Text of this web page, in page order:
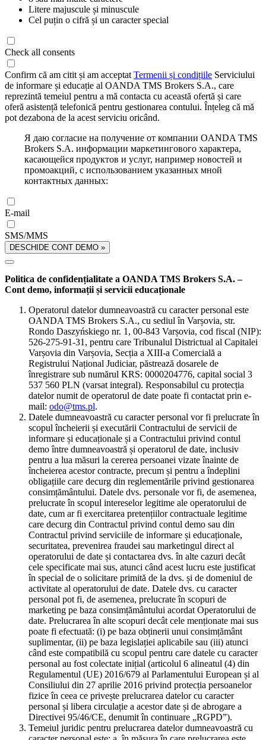
Litere majuscule și minuscule
Cel puțin o cifră și un caracter special
Check all consents
Confirm că am citit și am acceptat Termenii și condițiile Serviciului
de informare și educație al OANDA TMS Brokers S.A., care
reprezintă temeiul pentru a mă contacta cu această ofertă și care
oferă asistență telefonică pentru gestionarea contului. Înțeleg că mă
pot dezabona de la acest serviciu oricând.
Я даю согласие на получение от компании OANDA TMS
Brokers S.A. информации маркетингового характера,
касающейся продуктов и услуг, например новостей и
промоакций, с использованием указанных мной
контактных данных:
E-mail
SMS/MMS
DESCHIDE CONT DEMO »
Politica de confidențialitate a OANDA TMS Brokers S.A. –
Cont demo, informații și servicii educaționale
Operatorul datelor dumneavoastră cu caracter personal este
OANDA TMS Brokers S.A., cu sediul în Varșovia, str.
Rondo Daszyńskiego nr. 1, 00-843 Varșovia, cod fiscal (NIP):
526-275-91-31, pentru care Tribunalul Districtual al Capitalei
Varșovia din Varșovia, Secția a XIII-a Comercială a
Registrului Național Judiciar, păstrează dosarele de
înregistrare sub numărul KRS: 0000204776, capital social 3
537 560 PLN (varsat integral). Responsabilul cu protecția
datelor numit de operatorul de date poate fi contactat prin e-
mail: odo@tms.pl.
Datele dumneavoastră cu caracter personal vor fi prelucrate în
scopul încheierii și executării Contractului de servicii de
informare și educaționale și a Contractului privind contul
demo între dumneavoastră și operatorul de date, inclusiv
pentru a lua măsuri la cererea persoanei vizate înainte de
încheierea acestor contracte, precum și pentru a îndeplini
obligațiile care decurg din reglementările privind gestionarea
consimțământului. Datele dvs. personale vor fi, de asemenea,
prelucrate în scopul intereselor legitime ale operatorului de
date, cum ar fi exercitarea pretențiilor contractuale legitime
care decurg din Contractul privind contul demo sau din
Contractul privind serviciile de informare și educaționale,
securitatea, prevenirea fraudei sau marketingul direct al
operatorului de date și contactarea dvs. în alte cazuri decât
cele specificate mai sus, atunci când acest lucru este justificat
în special de o solicitare primită de la dvs. și de domeniul de
activitate al operatorului de date. Datele dvs. cu caracter
personal pot fi, de asemenea, prelucrate în scopuri de
marketing pe baza consimțământului acordat Operatorului de
date. Prelucrarea în alte scopuri decât cele menționate mai sus
poate fi efectuată: (i) pe baza obținerii unui consimțământ
suplimentar, (ii) pe baza legislației aplicabile sau (iii) atunci
când este compatibilă cu scopul pentru care datele cu caracter
personal au fost colectate inițial (articolul 6 alineatul (4) din
Regulamentul (UE) 2016/679 al Parlamentului European și al
Consiliului din 27 aprilie 2016 privind protecția persoanelor
fizice în ceea ce privește prelucrarea datelor cu caracter
personal și libera circulație a acestor date și de abrogare a
Directivei 95/46/CE, denumit în continuare „RGPD”).
Temeiul juridic pentru prelucrarea datelor dumneavoastră cu